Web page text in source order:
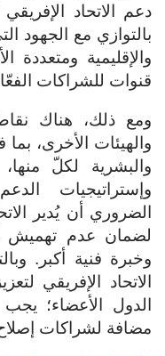
دعم الاتحاد
بالتوازي مع الجهود
والإقليمية
قنوات للشراكات
ومع ذلك، هناك نقاط
والهيئات الأخرى،
والبشرية لكلّ
وإستراتيجيات
الضروري أن يُدير
لضمان عدم تهميش
وخبرة فنية أكبر.
الاتحاد الإفريقي
الدول الأعضاء؛
مضافة لشراكات